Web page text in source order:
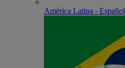
América Latina - Español